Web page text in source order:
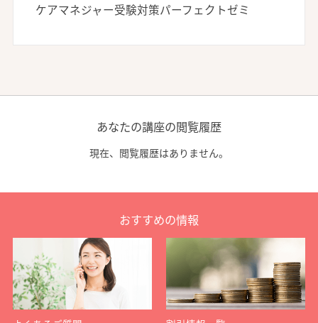
ケアマネジャー受験対策パーフェクトゼミ
あなたの講座の閲覧履歴
現在、閲覧履歴はありません。
おすすめの情報